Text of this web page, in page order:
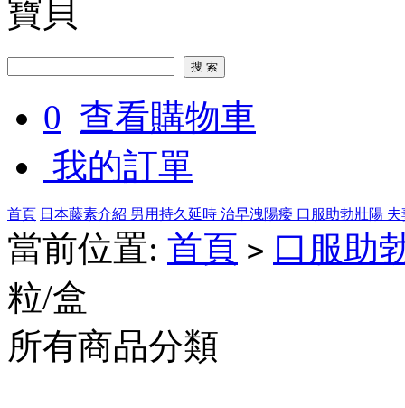
寶貝
0 查看購物車
我的訂單
首頁 日本藤素介紹 男用持久延時 治早洩陽痿 口服助勃壯陽
當前位置: 首頁 > 口服助
粒/盒
所有商品分類